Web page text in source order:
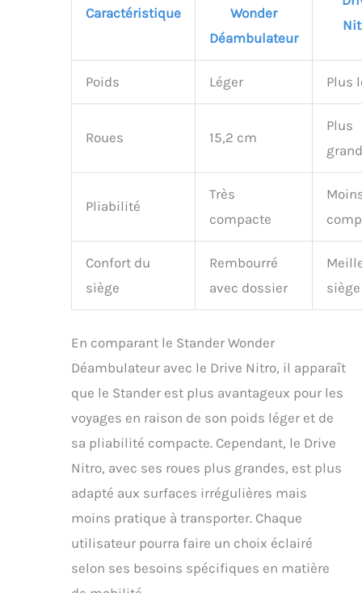
Caractéristique
Wonder
Déambulateur
Poids Léger Plus
Roues 15,2 cm
Plus
Pliabilité
Très
compacte
Confort du
siège
Rembourré
avec dossier
siège
En comparant le Stander Wonder
Déambulateur avec le Drive Nitro, il apparaît
que le Stander est plus avantageux pour les
voyages en raison de son poids léger et de
sa pliabilité compacte. Cependant, le Drive
Nitro, avec ses roues plus grandes, est plus
adapté aux surfaces irrégulières mais
moins pratique à transporter. Chaque
utilisateur pourra faire un choix éclairé
selon ses besoins spécifiques en matière